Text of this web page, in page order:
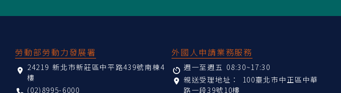
勞動部勞動力發展署
24219 新北市新莊區中平路439號南棟4
樓
(02)8995-6000
外國人申請業務服務
週一至週五 08:30~17:30
親送受理地址： 100臺北市中正區中華
路一段39號10樓